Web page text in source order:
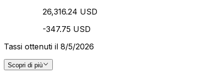
26,316.24 USD
-347.75 USD
Tassi ottenuti il 8/5/2026
Scopri di più